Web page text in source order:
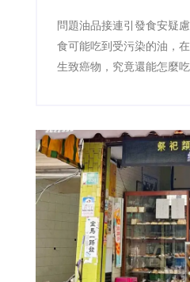
問題油品接連引發食安疑
食可能吃到受污染的油，
生致癌物，究竟還能怎麼
食品能立即把它「排出體
線，是確認問題產品、減
習慣。